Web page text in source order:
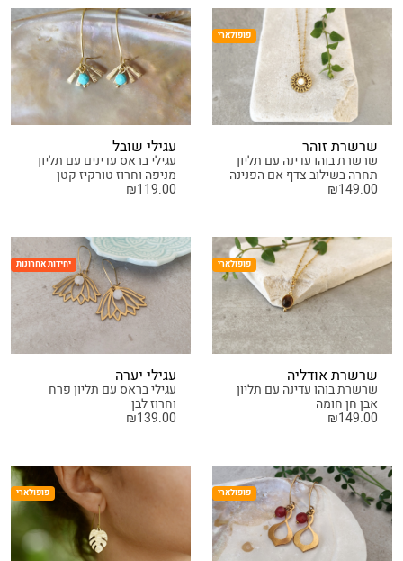
פופולארי
שרשרת זוהר
שרשרת בוהו עדינה עם תליון
תחרה בשילוב צדף אם הפנינה
₪149.00
עגילי שובל
עגילי בראס עדינים עם תליון
מניפה וחרוז טורקיז קטן
₪119.00
פופולארי
שרשרת אודליה
שרשרת בוהו עדינה עם תליון
אבן חן חומה
₪149.00
יחידות אחרונות
עגילי יערה
עגילי בראס עם תליון פרח
וחרוז לבן
₪139.00
פופולארי פופולארי